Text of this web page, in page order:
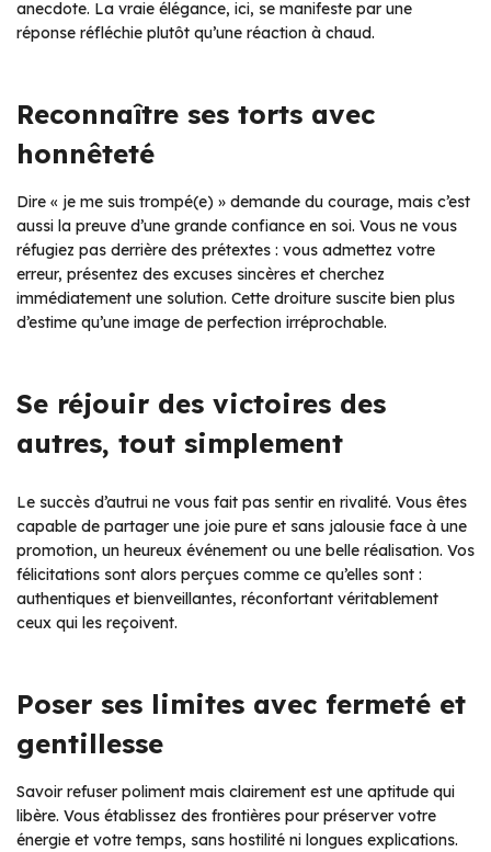
anecdote. La vraie élégance, ici, se manifeste par une
réponse réfléchie plutôt qu’une réaction à chaud.
Reconnaître ses torts avec
honnêteté
Dire « je me suis trompé(e) » demande du courage, mais c’est
aussi la preuve d’une grande confiance en soi. Vous ne vous
réfugiez pas derrière des prétextes : vous admettez votre
erreur, présentez des excuses sincères et cherchez
immédiatement une solution. Cette droiture suscite bien plus
d’estime qu’une image de perfection irréprochable.
Se réjouir des victoires des
autres, tout simplement
Le succès d’autrui ne vous fait pas sentir en rivalité. Vous êtes
capable de partager une joie pure et sans jalousie face à une
promotion, un heureux événement ou une belle réalisation. Vos
félicitations sont alors perçues comme ce qu’elles sont :
authentiques et bienveillantes, réconfortant véritablement
ceux qui les reçoivent.
Poser ses limites avec fermeté et
gentillesse
Savoir refuser poliment mais clairement est une aptitude qui
libère. Vous établissez des frontières pour préserver votre
énergie et votre temps, sans hostilité ni longues explications.